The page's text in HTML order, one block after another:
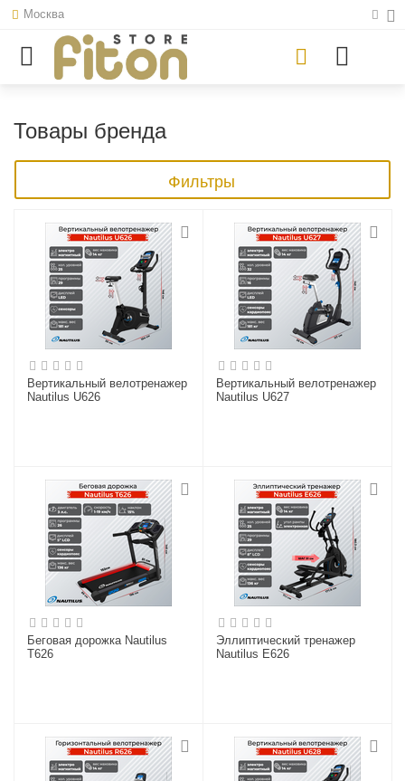
Москва
Товары бренда
Фильтры
Вертикальный велотренажер
Nautilus U626
Вертикальный велотренажер
Nautilus U627
Беговая дорожка Nautilus
T626
Эллиптический тренажер
Nautilus E626